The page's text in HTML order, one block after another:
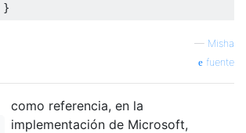
}
— Misha
fuente
como referencia, en la
implementación de Microsoft,